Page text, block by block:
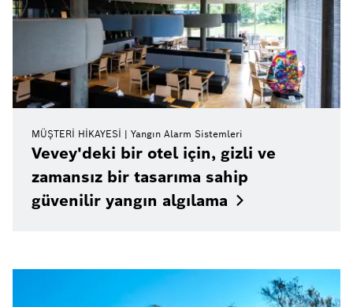
MÜŞTERI HIKAYESI Yangın Alarm Sistemleri
Vevey'deki bir otel için, gizli ve
zamansız bir tasarıma sahip
güvenilir yangın algılama